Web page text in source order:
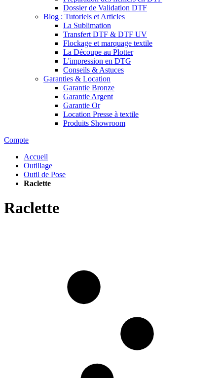
Dossier de Validation DTF
Blog : Tutoriels et Articles
La Sublimation
Transfert DTF & DTF UV
Flockage et marquage textile
La Découpe au Plotter
L'impression en DTG
Conseils & Astuces
Garanties & Location
Garantie Bronze
Garantie Argent
Garantie Or
Location Presse à textile
Produits Showroom
Compte
Accueil
Outillage
Outil de Pose
Raclette
Raclette